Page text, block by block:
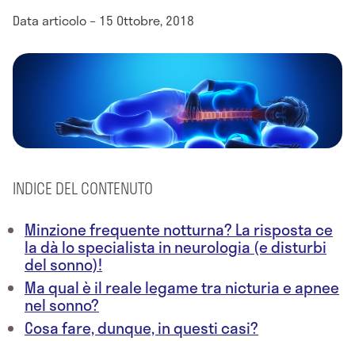
Data articolo – 15 Ottobre, 2018
INDICE DEL CONTENUTO
Minzione frequente notturna? La risposta ce
la dà lo specialista in neurologia (e disturbi
del sonno)!
Ma qual è il reale legame tra nicturia e apnee
nel sonno?
Cosa fare, dunque, in questi casi?